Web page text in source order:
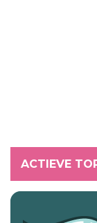
ACTIEVE